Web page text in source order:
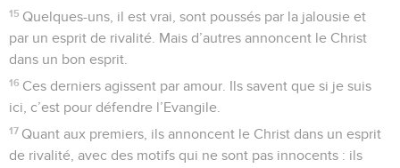
15 Quelques-uns, il est vrai, sont poussés par la jalousie et
par un esprit de rivalité. Mais d’autres annoncent le Christ
dans un bon esprit.
16 Ces derniers agissent par amour. Ils savent que si je suis
ici, c’est pour défendre l’Evangile.
17 Quant aux premiers, ils annoncent le Christ dans un esprit
de rivalité, avec des motifs qui ne sont pas innocents : ils